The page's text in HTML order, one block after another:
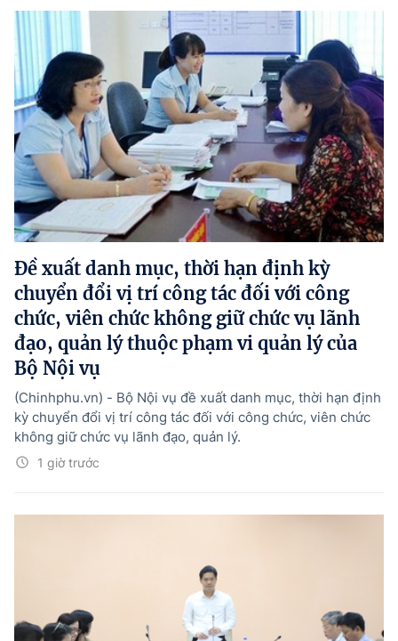
Đề xuất danh mục, thời hạn định kỳ
chuyển đổi vị trí công tác đối với công
chức, viên chức không giữ chức vụ lãnh
đạo, quản lý thuộc phạm vi quản lý của
Bộ Nội vụ
1 giờ trước
(Chinhphu.vn) - Bộ Nội vụ đề xuất danh mục, thời hạn định
kỳ chuyển đổi vị trí công tác đối với công chức, viên chức
không giữ chức vụ lãnh đạo, quản lý.